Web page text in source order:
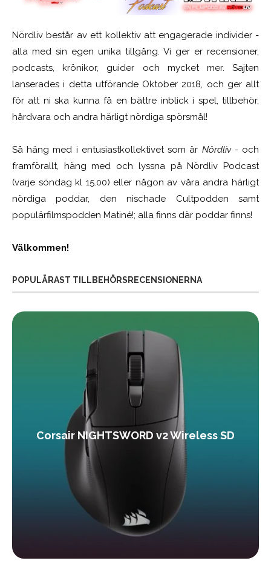
Nördliv består av ett kollektiv att engagerade individer -
alla med sin egen unika tillgång. Vi ger er recensioner,
podcasts, krönikor, guider och mycket mer. Sajten
lanserades i detta utförande Oktober 2018, och ger allt
för att ni ska kunna få en bättre inblick i spel, tillbehör,
hårdvara och andra härligt nördiga spörsmål!
Så häng med i entusiastkollektivet som är Nördliv- och
framförallt, häng med och lyssna på Nördliv Podcast
(varje söndag kl 15.00) eller någon av våra andra härligt
nördiga poddar, den nischade Cultpodden samt
populärfilmspodden Matiné!; alla finns där poddar finns!
Välkommen!
POPULÄRAST TILLBEHÖRSRECENSIONERNA
Corsair NIGHTSWORD v2 Wireless SD